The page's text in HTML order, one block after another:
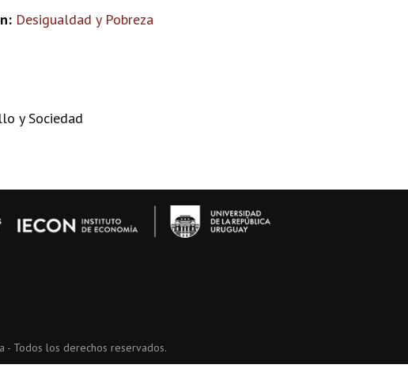
Desigualdad y Pobreza
y Sociedad
- Todos los derechos reservados.